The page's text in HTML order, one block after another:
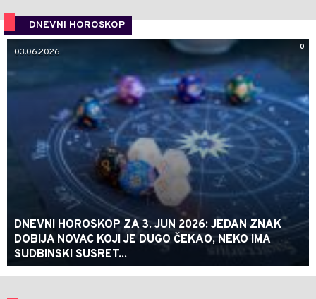
DNEVNI HOROSKOP
0
03.06.2026.
DNEVNI HOROSKOP ZA 3. JUN 2026: JEDAN ZNAK
DOBIJA NOVAC KOJI JE DUGO ČEKAO, NEKO IMA
SUDBINSKI SUSRET...